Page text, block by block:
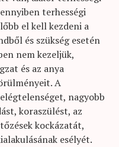
terhességi
el kell kezdeni a
és szükség esetén
nem kezeljük,
és az anya
A
nagyobb
koraszülést, az
kockázatát,
esélyét.